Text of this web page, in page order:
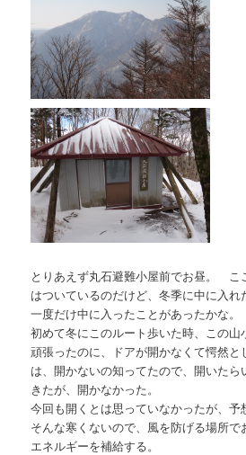
とりあえず丸石避難小屋前でお昼。 こ
はついているのだけど、冬季に中に入
一度だけ中に入ったことがあったかな。
初めて冬にこのルート歩いた時、この
頑張ったのに、ドアが開かなくて愕然
は、開かないの知ってたので、開いた
きたが、開かなかった。
今回も開くとは思っていなかったが、予
そんな寒くないので、風を防げる場所
エネルギーを補給する。